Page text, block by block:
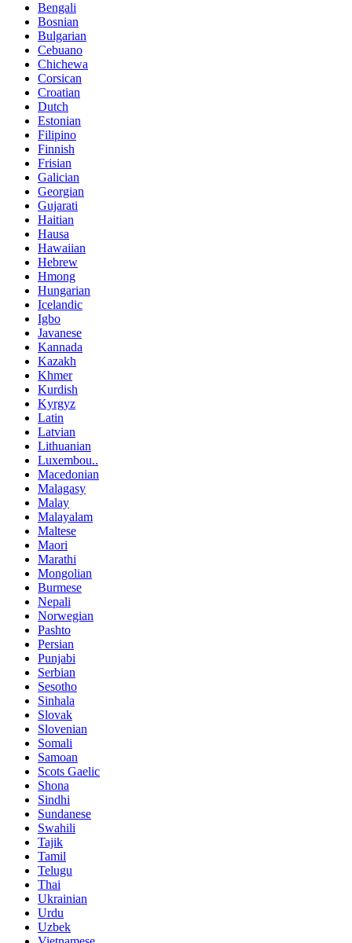
Bengali
Bosnian
Bulgarian
Cebuano
Chichewa
Corsican
Croatian
Dutch
Estonian
Filipino
Finnish
Frisian
Galician
Georgian
Gujarati
Haitian
Hausa
Hawaiian
Hebrew
Hmong
Hungarian
Icelandic
Igbo
Javanese
Kannada
Kazakh
Khmer
Kurdish
Kyrgyz
Latin
Latvian
Lithuanian
Luxembou..
Macedonian
Malagasy
Malay
Malayalam
Maltese
Maori
Marathi
Mongolian
Burmese
Nepali
Norwegian
Pashto
Persian
Punjabi
Serbian
Sesotho
Sinhala
Slovak
Slovenian
Somali
Samoan
Scots Gaelic
Shona
Sindhi
Sundanese
Swahili
Tajik
Tamil
Telugu
Thai
Ukrainian
Urdu
Uzbek